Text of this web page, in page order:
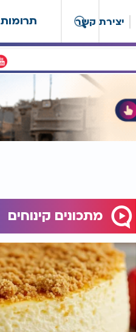
תרומות יצירת קשר
מתכונים קינוחים